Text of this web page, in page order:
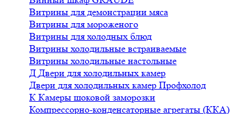
Витрины для демонстрации мяса
Витрины для мороженого
Витрины для холодных блюд
Витрины холодильные встраиваемые
Витрины холодильные настольные
Д Двери для холодильных камер
Двери для холодильных камер Профхолод
К Камеры шоковой заморозки
Компрессорно-конденсаторные агрегаты (ККА)